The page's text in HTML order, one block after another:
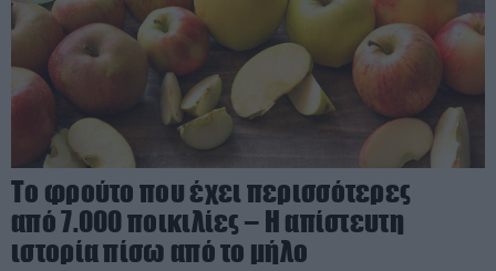
Το φρούτο που έχει περισσότερες
από 7.000 ποικιλίες – Η απίστευτη
ιστορία πίσω από το μήλο